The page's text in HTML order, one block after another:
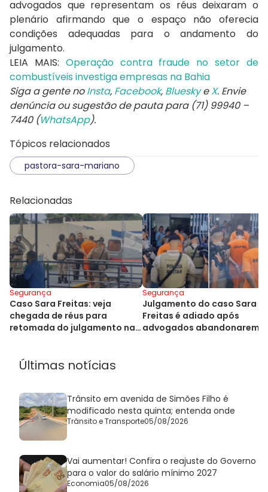
advogados que representam os réus deixaram o
plenário afirmando que o espaço não oferecia
condições adequadas para o andamento do
julgamento.
LEIA MAIS: Operação contra fraude no setor de
combustíveis investiga empresas na Bahia
Siga a gente noInsta, Facebook, BlueskyeX. Envie
denúncia ou sugestão de pauta para (71) 99940 –
7440 (WhatsApp).
Tópicos relacionados
pastora-sara-mariano
Relacionadas
Segurança
Caso Sara Freitas: veja
chegada de réus para
retomada do julgamento na
Segurança
Julgamento do caso Sara
Freitas é adiado após
advogados abandonarem
Últimas notícias
Trânsito em avenida de Simões Filho é
modificado nesta quinta; entenda onde
Trânsito e Transporte05/08/2026
Vai aumentar! Confira o reajuste do Governo
para o valor do salário mínimo 2027
Economia05/08/2026